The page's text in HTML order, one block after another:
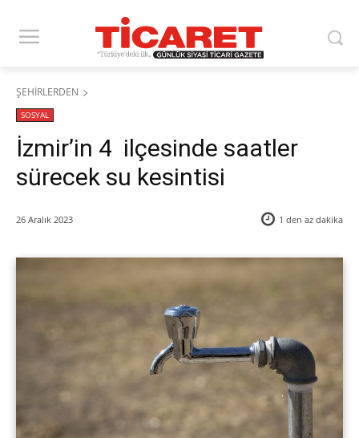
ŞEHİRLERDEN
SOSYAL
İzmir’in 4 ilçesinde saatler
sürecek su kesintisi
26 Aralık 2023 1 den az dakika